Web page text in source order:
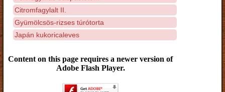
Citromfagylalt II.
Gyümölcsös-rizses túrótorta
Japán kukoricaleves
Content on this page requires a newer version of
Adobe Flash Player.